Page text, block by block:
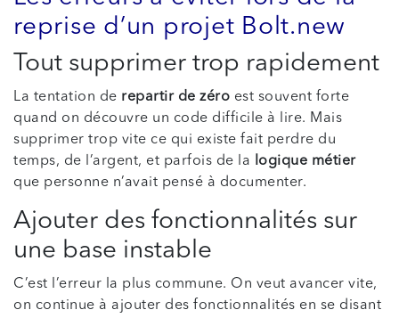
reprise d’un projet Bolt.new
Tout supprimer trop rapidement
La tentation de repartir de zéro est souvent forte
quand on découvre un code difficile à lire. Mais
supprimer trop vite ce qui existe fait perdre du
temps, de l’argent, et parfois de la
logique métier
que personne n’avait pensé à documenter.
Ajouter des fonctionnalités sur
une base instable
C’est l’erreur la plus commune. On veut avancer vite,
on continue à ajouter des fonctionnalités en se disant